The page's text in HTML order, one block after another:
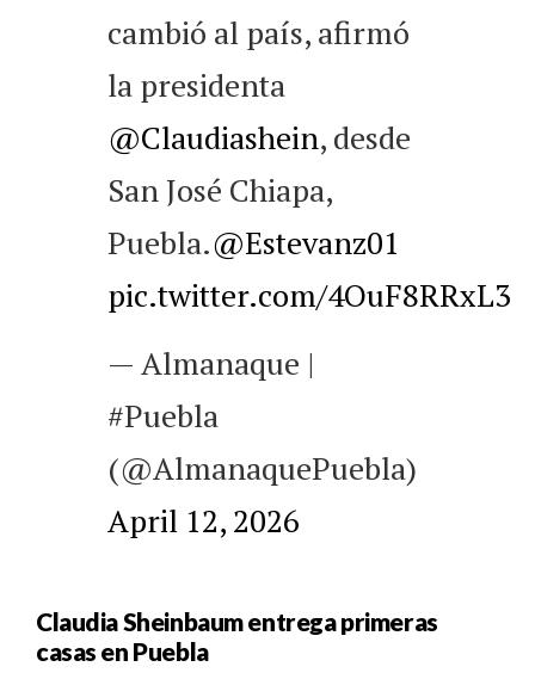
cambió al país, afirmó
la presidenta
@Claudiashein, desde
San José Chiapa,
Puebla.@Estevanz01
pic.twitter.com/4OuF8RRxL3
— Almanaque |
#Puebla
(@AlmanaquePuebla)
April 12, 2026
Claudia Sheinbaum entrega primeras
casas en Puebla